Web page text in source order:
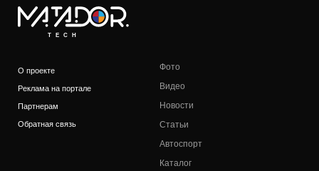
TECH
О проекте
Реклама на портале
Партнерам
Обратная связь
Фото
Видео
Новости
Статьи
Автоспорт
Каталог